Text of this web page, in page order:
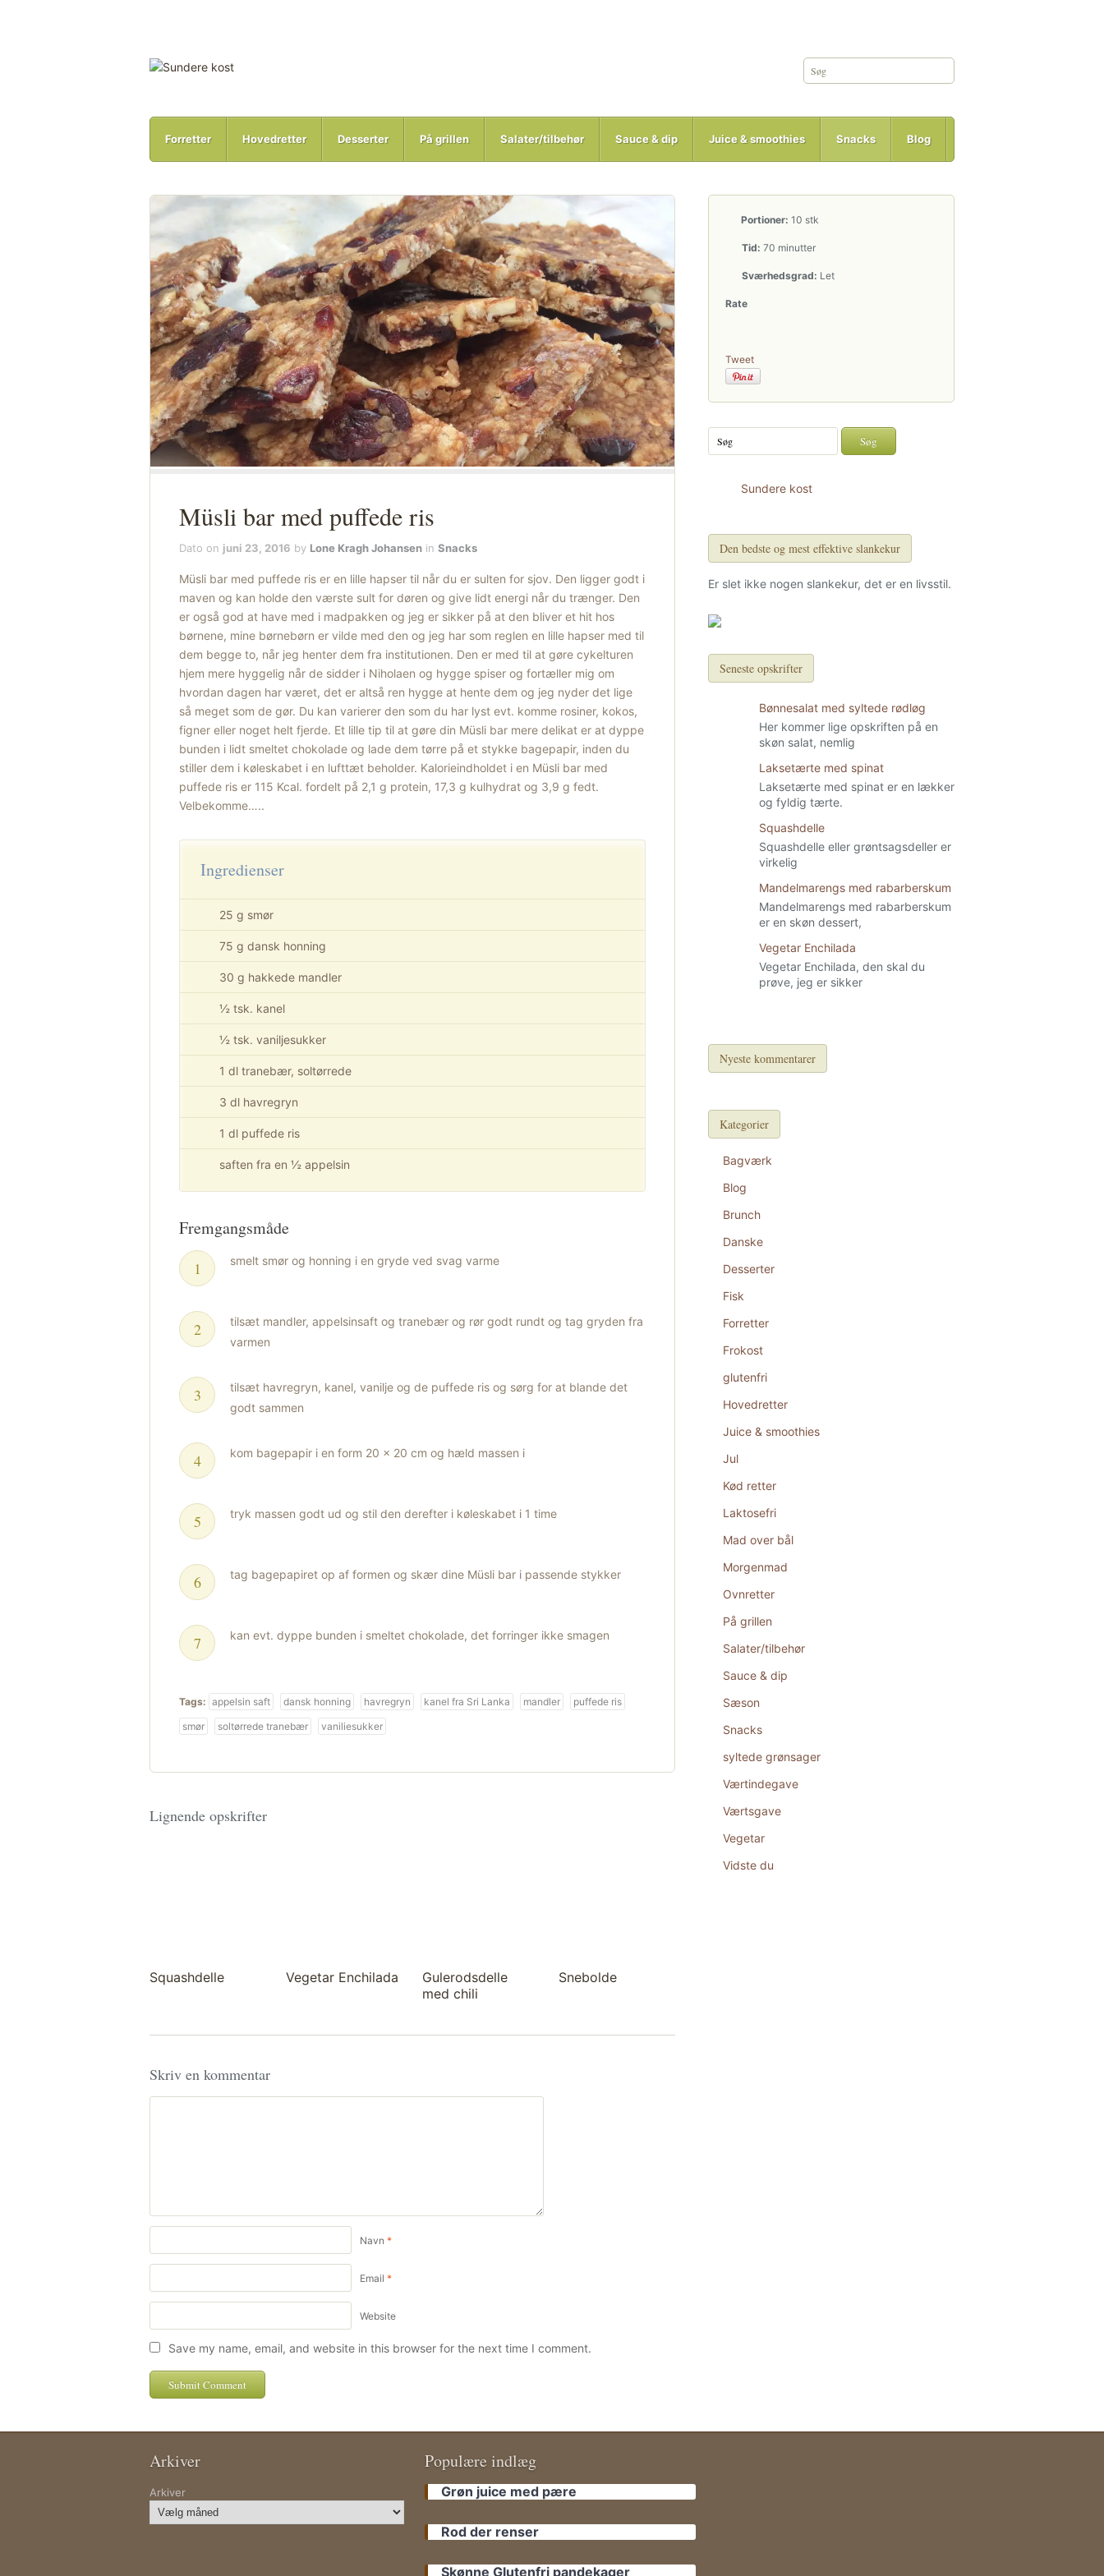
Forretter Hovedretter Desserter På grillen Salater/tilbehør Sauce & dip Juice & smoothies Snacks Blog
Müsli bar med puffede ris
Dato on juni 23, 2016 by Lone Kragh Johansen in Snacks
Müsli bar med puffede ris er en lille hapser til når du er sulten for sjov. Den ligger godt i
maven og kan holde den værste sult for døren og give lidt energi når du trænger. Den
er også god at have med i madpakken og jeg er sikker på at den bliver et hit hos
børnene, mine børnebørn er vilde med den og jeg har som reglen en lille hapser med til
dem begge to, når jeg henter dem fra institutionen. Den er med til at gøre cykelturen
hjem mere hyggelig når de sidder i Niholaen og hygge spiser og fortæller mig om
hvordan dagen har været, det er altså ren hygge at hente dem og jeg nyder det lige
så meget som de gør. Du kan varierer den som du har lyst evt. komme rosiner, kokos,
figner eller noget helt fjerde. Et lille tip til at gøre din Müsli bar mere delikat er at dyppe
bunden i lidt smeltet chokolade og lade dem tørre på et stykke bagepapir, inden du
stiller dem i køleskabet i en lufttæt beholder. Kalorieindholdet i en Müsli bar med
puffede ris er 115 Kcal. fordelt på 2,1 g protein, 17,3 g kulhydrat og 3,9 g fedt.
Velbekomme…..
Ingredienser
25 g smør
75 g dansk honning
30 g hakkede mandler
½ tsk. kanel
½ tsk. vaniljesukker
1 dl tranebær, soltørrede
3 dl havregryn
1 dl puffede ris
saften fra en ½ appelsin
Fremgangsmåde
smelt smør og honning i en gryde ved svag varme
tilsæt mandler, appelsinsaft og tranebær og rør godt rundt og tag gryden fra
varmen
tilsæt havregryn, kanel, vanilje og de puffede ris og sørg for at blande det
godt sammen
kom bagepapir i en form 20 x 20 cm og hæld massen i
tryk massen godt ud og stil den derefter i køleskabet i 1 time
tag bagepapiret op af formen og skær dine Müsli bar i passende stykker
kan evt. dyppe bunden i smeltet chokolade, det forringer ikke smagen
Tags: appelsin saft dansk honning havregryn kanel fra Sri Lanka mandler
puffede ris
smør
soltørrede tranebær vaniliesukker
Lignende opskrifter
Squashdelle Vegetar Enchilada
Gulerodsdelle
med chili
Snebolde
Skriv en kommentar
Navn *
Email *
Website
Save my name, email, and website in this browser for the next time I comment.
Portioner: 10 stk
Tid: 70 minutter
Sværhedsgrad: Let
Rate
Tweet
Sundere kost
Den bedste og mest effektive slankekur
Er slet ikke nogen slankekur, det er en livsstil.
Seneste opskrifter
Bønnesalat med syltede rødløg
Her kommer lige opskriften på en
skøn salat, nemlig
Laksetærte med spinat
Laksetærte med spinat er en lækker
og fyldig tærte.
Squashdelle
Squashdelle eller grøntsagsdeller er
virkelig
Mandelmarengs med rabarberskum
Mandelmarengs med rabarberskum
er en skøn dessert,
Vegetar Enchilada
Vegetar Enchilada, den skal du
prøve, jeg er sikker
Nyeste kommentarer
Kategorier
Bagværk
Blog
Brunch
Danske
Desserter
Fisk
Forretter
Frokost
glutenfri
Hovedretter
Juice & smoothies
Jul
Kød retter
Laktosefri
Mad over bål
Morgenmad
Ovnretter
På grillen
Salater/tilbehør
Sauce & dip
Sæson
Snacks
syltede grønsager
Værtindegave
Værtsgave
Vegetar
Vidste du
Arkiver
Arkiver
Populære indlæg
Grøn juice med pære
Rod der renser
Skønne Glutenfri pandekager